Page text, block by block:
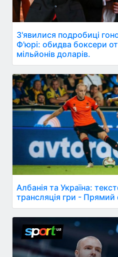
З'явилися подробиці
Ф'юрі: обидва боксери
мільйонів доларів.
Албанія та Україна:
трансляція гри - Прямий